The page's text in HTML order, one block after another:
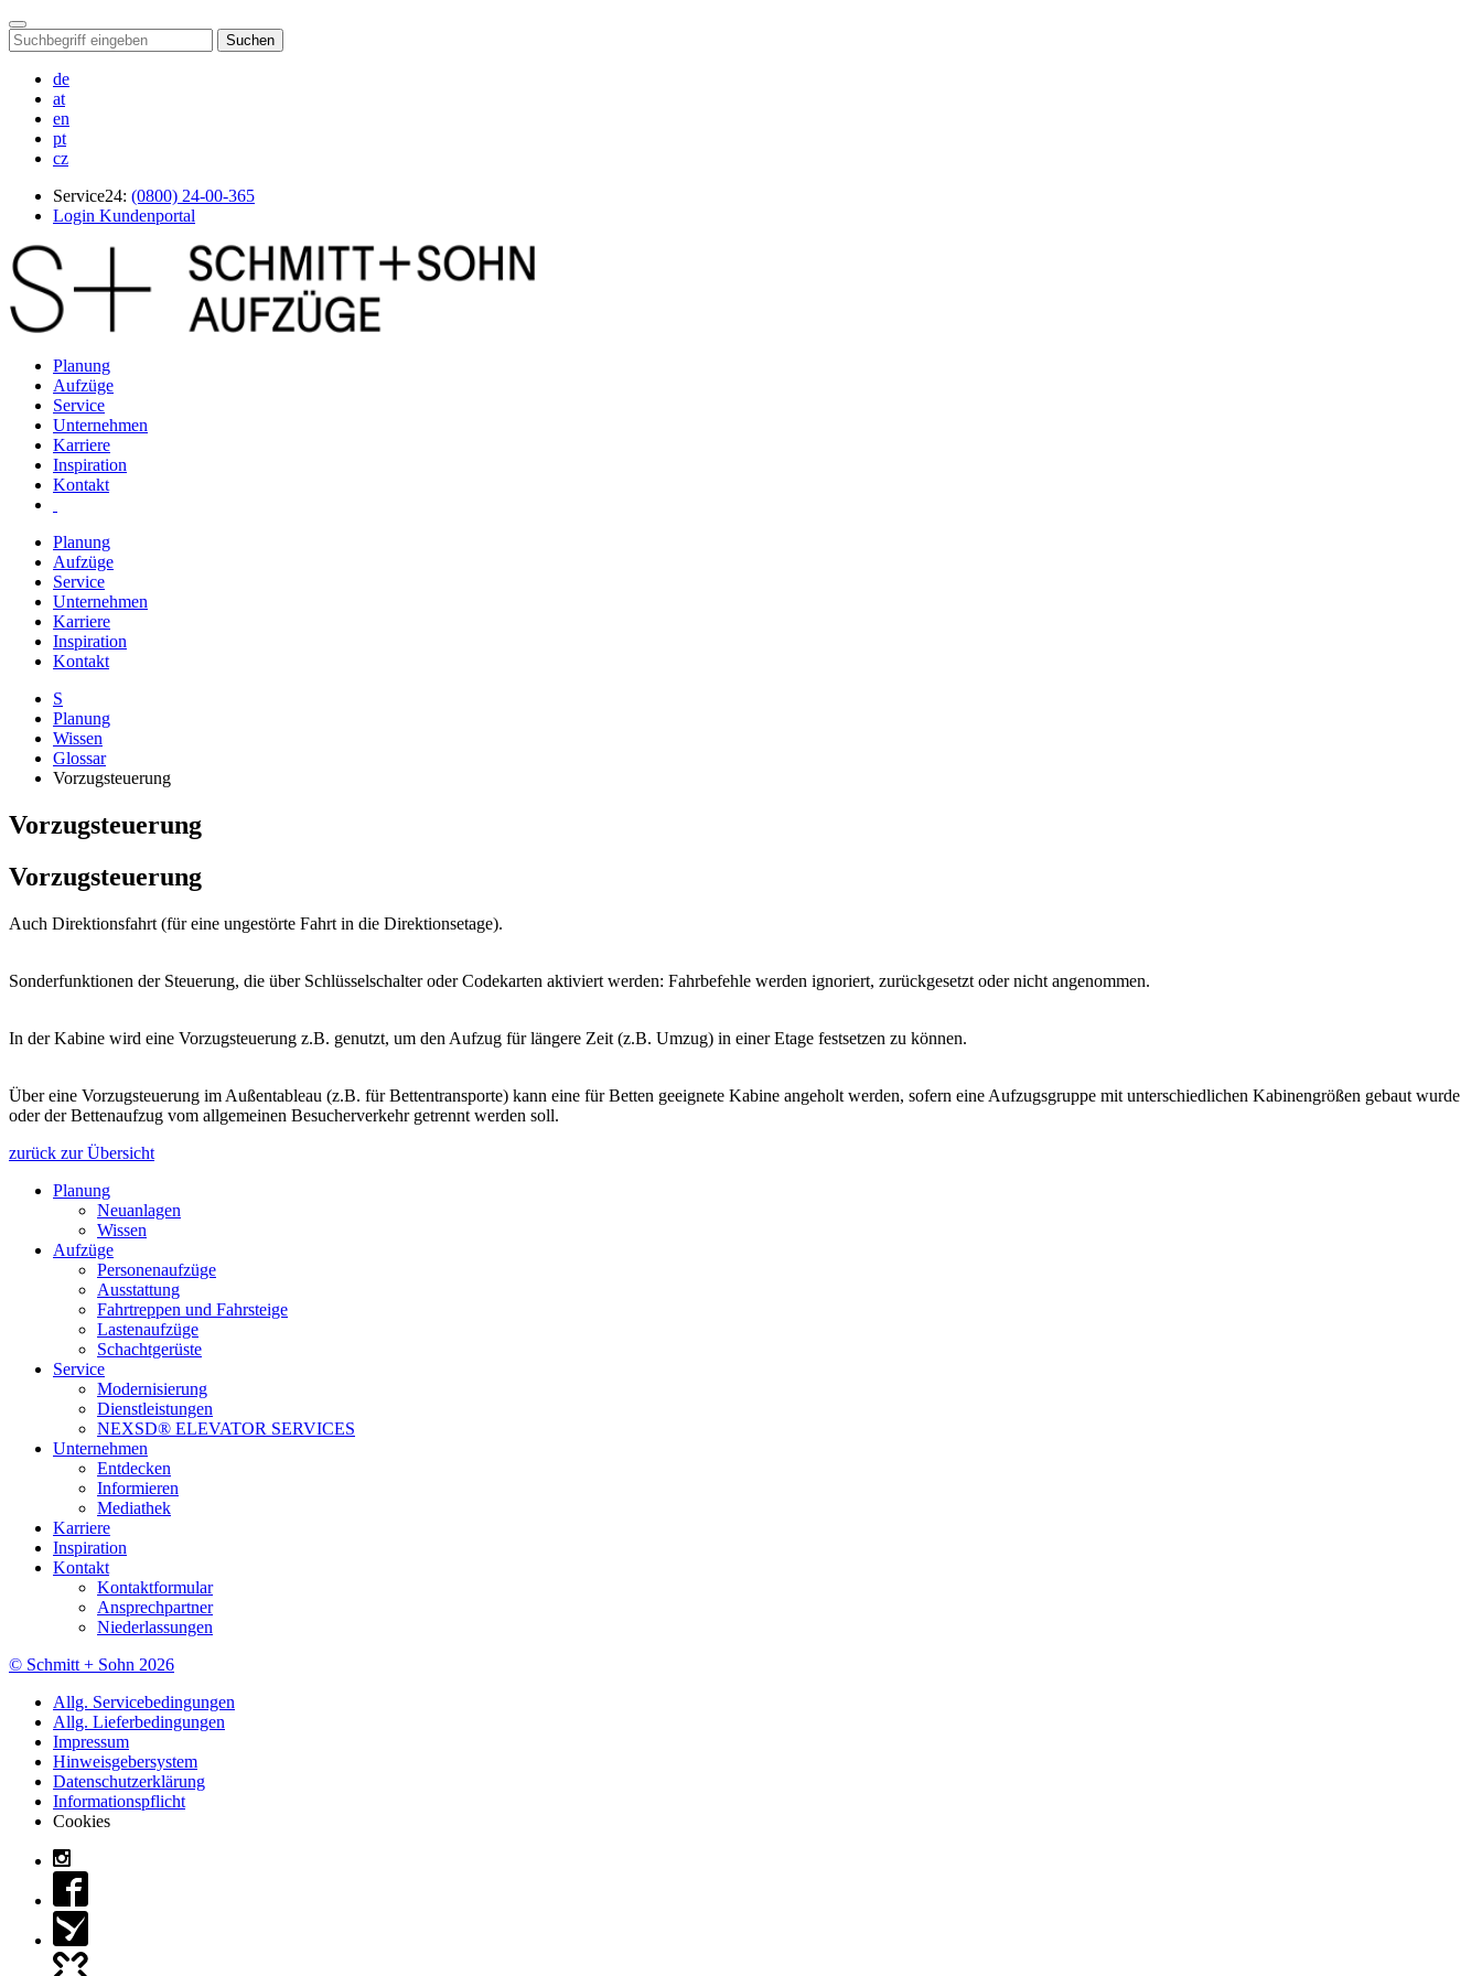
Suchen
de
at
en
pt
cz
Service24: (0800) 24-00-365
Login Kundenportal
Planung
Aufzüge
Service
Unternehmen
Karriere
Inspiration
Kontakt
Planung
Aufzüge
Service
Unternehmen
Karriere
Inspiration
Kontakt
S
Planung
Wissen
Glossar
Vorzugsteuerung
Vorzugsteuerung
Vorzugsteuerung
Auch Direktionsfahrt (für eine ungestörte Fahrt in die Direktionsetage).
Sonderfunktionen der Steuerung, die über Schlüsselschalter oder Codekarten aktiviert werden: Fahrbefehle werden ignoriert, zurückgesetzt oder nicht angenommen.
In der Kabine wird eine Vorzugsteuerung z.B. genutzt, um den Aufzug für längere Zeit (z.B. Umzug) in einer Etage festsetzen zu können.
Über eine Vorzugsteuerung im Außentableau (z.B. für Bettentransporte) kann eine für Betten geeignete Kabine angeholt werden, sofern eine Aufzugsgruppe mit unterschiedlichen Kabinengrößen gebaut wurde
oder der Bettenaufzug vom allgemeinen Besucherverkehr getrennt werden soll.
zurück zur Übersicht
Planung
Neuanlagen
Wissen
Aufzüge
Personenaufzüge
Ausstattung
Fahrtreppen und Fahrsteige
Lastenaufzüge
Schachtgerüste
Service
Modernisierung
Dienstleistungen
NEXSD® ELEVATOR SERVICES
Unternehmen
Entdecken
Informieren
Mediathek
Karriere
Inspiration
Kontakt
Kontaktformular
Ansprechpartner
Niederlassungen
© Schmitt + Sohn 2026
Allg. Servicebedingungen
Allg. Lieferbedingungen
Impressum
Hinweisgebersystem
Datenschutzerklärung
Informationspflicht
Cookies